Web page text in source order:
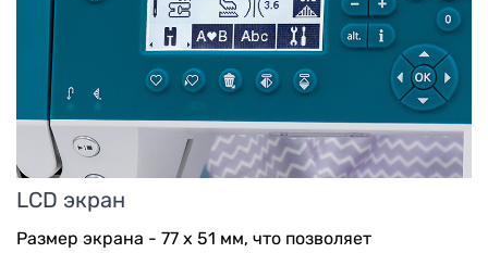
LCD экран
Размер экрана - 77 х 51 мм, что позволяет